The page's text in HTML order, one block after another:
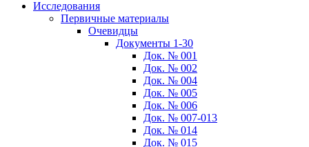
Исследования
Первичные материалы
Очевидцы
Документы 1-30
Док. № 001
Док. № 002
Док. № 004
Док. № 005
Док. № 006
Док. № 007-013
Док. № 014
Док. № 015